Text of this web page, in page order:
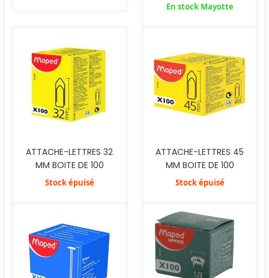
En stock Mayotte
ATTACHE-LETTRES 32
MM BOITE DE 100
Stock épuisé
ATTACHE-LETTRES 45
MM BOITE DE 100
Stock épuisé